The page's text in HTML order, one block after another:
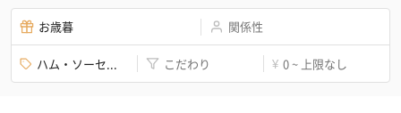
お歳暮 関係性
ハム・ソーセ... こだわり ¥ 0 ~ 上限なし